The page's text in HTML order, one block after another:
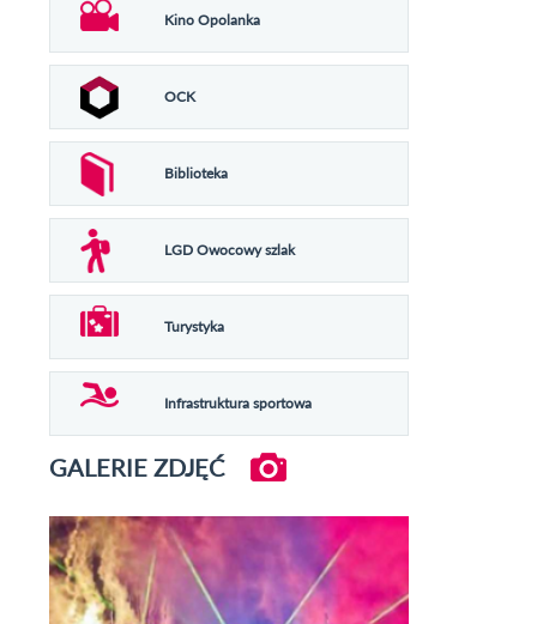
Kino Opolanka
OCK
Biblioteka
LGD Owocowy szlak
Turystyka
Infrastruktura sportowa
GALERIE ZDJĘĆ